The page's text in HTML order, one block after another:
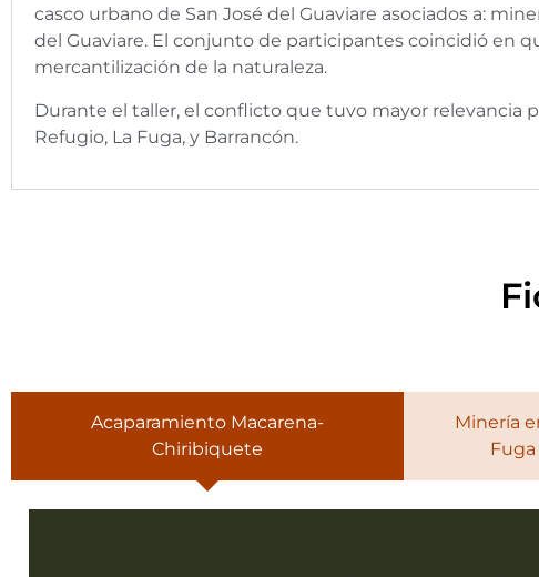
casco urbano de San José del Guaviare asociados a:
del Guaviare. El conjunto de participantes coincidió en
mercantilización de la naturaleza.
Durante el taller, el conflicto que tuvo mayor relevancia
Refugio, La Fuga, y Barrancón.
Acaparamiento Macarena-
Chiribiquete
Minería
Fuga